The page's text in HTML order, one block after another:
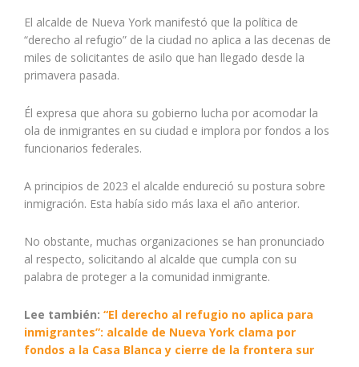
El alcalde de Nueva York manifestó que la política de
“derecho al refugio” de la ciudad no aplica a las decenas de
miles de solicitantes de asilo que han llegado desde la
primavera pasada.
Él expresa que ahora su gobierno lucha por acomodar la
ola de inmigrantes en su ciudad e implora por fondos a los
funcionarios federales.
A principios de 2023 el alcalde endureció su postura sobre
inmigración. Esta había sido más laxa el año anterior.
No obstante, muchas organizaciones se han pronunciado
al respecto, solicitando al alcalde que cumpla con su
palabra de proteger a la comunidad inmigrante.
Lee también: “El derecho al refugio no aplica para
inmigrantes”: alcalde de Nueva York clama por
fondos a la Casa Blanca y cierre de la frontera sur